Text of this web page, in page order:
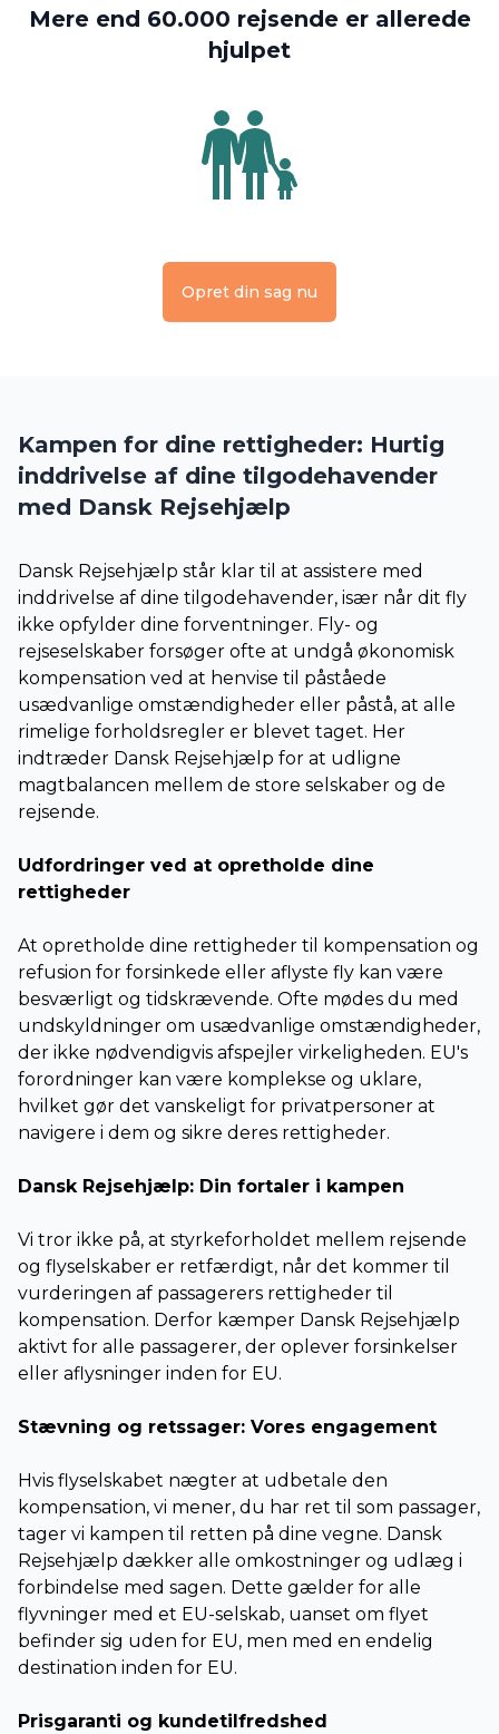
Mere end 60.000 rejsende er allerede
hjulpet
Opret din sag nu
Kampen for dine rettigheder: Hurtig
inddrivelse af dine tilgodehavender
med Dansk Rejsehjælp
Dansk Rejsehjælp står klar til at assistere med
inddrivelse af dine tilgodehavender, især når dit fly
ikke opfylder dine forventninger. Fly- og
rejseselskaber forsøger ofte at undgå økonomisk
kompensation ved at henvise til påståede
usædvanlige omstændigheder eller påstå, at alle
rimelige forholdsregler er blevet taget. Her
indtræder Dansk Rejsehjælp for at udligne
magtbalancen mellem de store selskaber og de
rejsende.
Udfordringer ved at opretholde dine
rettigheder
At opretholde dine rettigheder til kompensation og
refusion for forsinkede eller aflyste fly kan være
besværligt og tidskrævende. Ofte mødes du med
undskyldninger om usædvanlige omstændigheder,
der ikke nødvendigvis afspejler virkeligheden. EU's
forordninger kan være komplekse og uklare,
hvilket gør det vanskeligt for privatpersoner at
navigere i dem og sikre deres rettigheder.
Dansk Rejsehjælp: Din fortaler i kampen
Vi tror ikke på, at styrkeforholdet mellem rejsende
og flyselskaber er retfærdigt, når det kommer til
vurderingen af passagerers rettigheder til
kompensation. Derfor kæmper Dansk Rejsehjælp
aktivt for alle passagerer, der oplever forsinkelser
eller aflysninger inden for EU.
Stævning og retssager: Vores engagement
Hvis flyselskabet nægter at udbetale den
kompensation, vi mener, du har ret til som passager,
tager vi kampen til retten på dine vegne. Dansk
Rejsehjælp dækker alle omkostninger og udlæg i
forbindelse med sagen. Dette gælder for alle
flyvninger med et EU-selskab, uanset om flyet
befinder sig uden for EU, men med en endelig
destination inden for EU.
Prisgaranti og kundetilfredshed